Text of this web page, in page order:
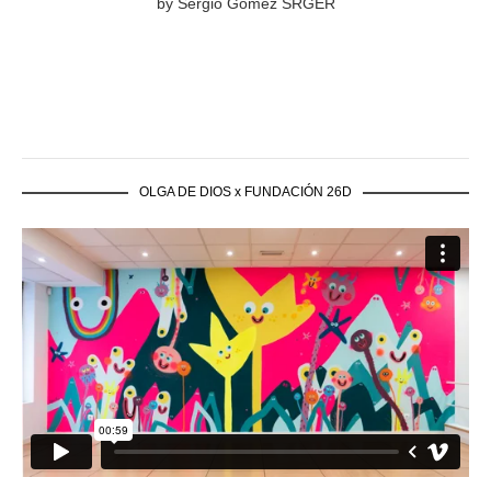
OLGA DE DIOS x FUNDACIÓN 26D